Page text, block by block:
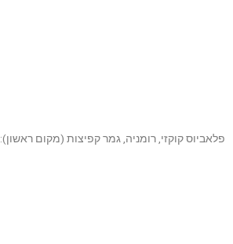
פלאביוס קוקזי, רומניה, גמר קפיצות (מקום ראשון):